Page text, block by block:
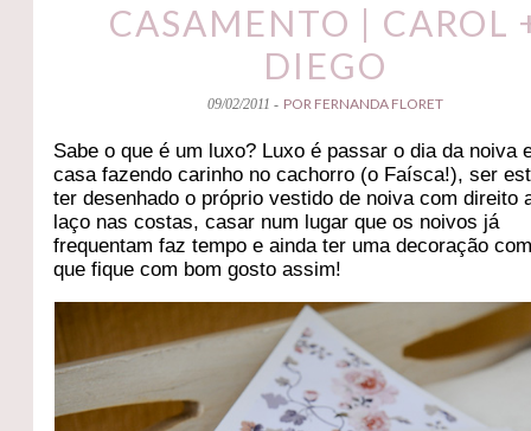
CASAMENTO | CAROL
DIEGO
09/02/2011 - POR FERNANDA FLORET
Sabe o que é um luxo? Luxo é passar o dia da noiva
casa fazendo carinho no cachorro (o Faísca!), ser
ter desenhado o próprio vestido de noiva com direito
laço nas costas, casar num lugar que os noivos já
frequentam faz tempo e ainda ter uma decoração
que fique com bom gosto assim!